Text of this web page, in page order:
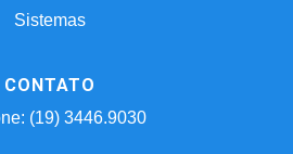
Sistemas
CONTATO
(19) 3446.9030